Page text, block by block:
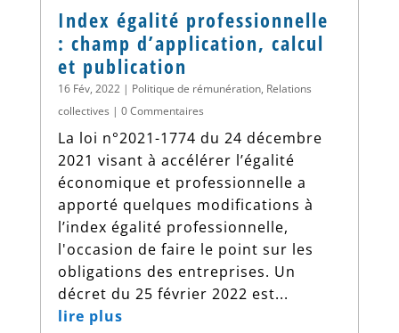
Index égalité professionnelle
: champ d’application, calcul
et publication
16 Fév, 2022| Politique de rémunération, Relations
collectives | 0 Commentaires
La loi n°2021-1774 du 24 décembre
2021 visant à accélérer l’égalité
économique et professionnelle a
apporté quelques modifications à
l’index égalité professionnelle,
l'occasion de faire le point sur les
obligations des entreprises. Un
décret du 25 février 2022 est...
lire plus